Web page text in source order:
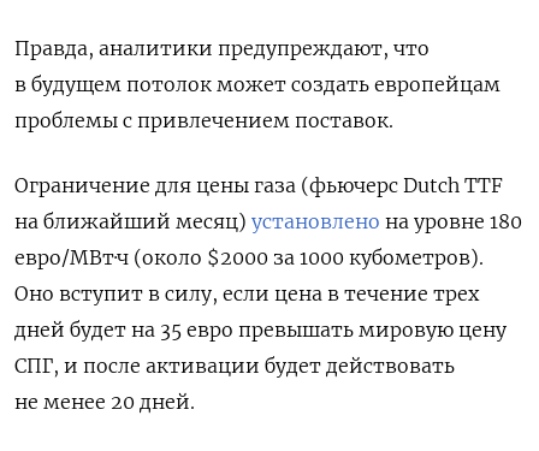
Правда, аналитики предупреждают, что
в будущем потолок может создать европейцам
проблемы с привлечением поставок.
Ограничение для цены газа (фьючерс Dutch TTF
на ближайший месяц) установлено на уровне 180
евро/МВт·ч (около $2000 за 1000 кубометров).
Оно вступит в силу, если цена в течение трех
дней будет на 35 евро превышать мировую цену
СПГ, и после активации будет действовать
не менее 20 дней.